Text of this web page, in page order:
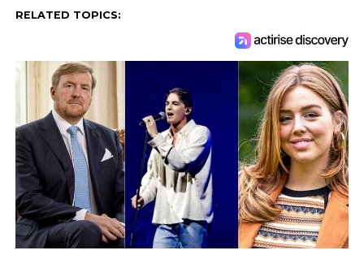
RELATED TOPICS: